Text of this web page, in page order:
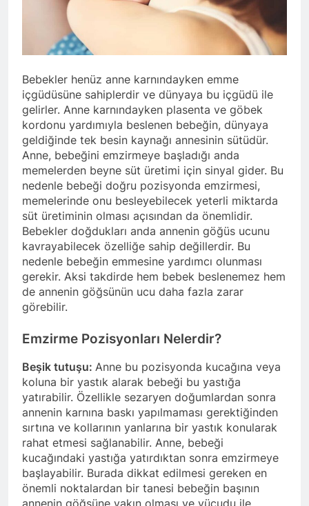
Bebekler henüz anne karnındayken emme
içgüdüsüne sahiplerdir ve dünyaya bu içgüdü ile
gelirler. Anne karnındayken plasenta ve göbek
kordonu yardımıyla beslenen bebeğin, dünyaya
geldiğinde tek besin kaynağı annesinin sütüdür.
Anne, bebeğini emzirmeye başladığı anda
memelerden beyne süt üretimi için sinyal gider. Bu
nedenle bebeği doğru pozisyonda emzirmesi,
memelerinde onu besleyebilecek yeterli miktarda
süt üretiminin olması açısından da önemlidir.
Bebekler doğdukları anda annenin göğüs ucunu
kavrayabilecek özelliğe sahip değillerdir. Bu
nedenle bebeğin emmesine yardımcı olunması
gerekir. Aksi takdirde hem bebek beslenemez hem
de annenin göğsünün ucu daha fazla zarar
görebilir.
Emzirme Pozisyonları Nelerdir?
Beşik tutuşu: Anne bu pozisyonda kucağına veya
koluna bir yastık alarak bebeği bu yastığa
yatırabilir. Özellikle sezaryen doğumlardan sonra
annenin karnına baskı yapılmaması gerektiğinden
sırtına ve kollarının yanlarına bir yastık konularak
rahat etmesi sağlanabilir. Anne, bebeği
kucağındaki yastığa yatırdıktan sonra emzirmeye
başlayabilir. Burada dikkat edilmesi gereken en
önemli noktalardan bir tanesi bebeğin başının